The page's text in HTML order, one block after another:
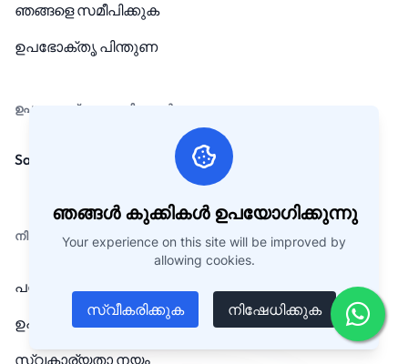
ഞങ്ങൾ കുക്കികൾ ഉപയോഗിക്കുന്നു
Your experience on this site will be improved by
allowing cookies.
സ്വീകരിക്കുക നിഷേധിക്കുക
ഞങ്ങളെ സമീപിക്കുക
ഉപഭോക്തൃ പിന്തുണ
ഉപയോഗപ്രദമായ ലിങ്കുകൾ
Sample Cards
നിയമങ്ങൾ
പതിവുചോദ്യങ്ങൾ
ഉപാധികളും നിബന്ധനകളും
സ്വകാര്യതാ നയം